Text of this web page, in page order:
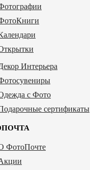
Интерьера
с Фото
сертификаты
ФотоПочте